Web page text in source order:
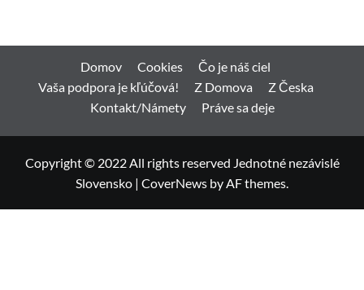
Domov Cookies
Čo je náš ciel
Vaša podpora je kľúčová!
Z Domova
Z Česka
Kontakt/Námety
Práve sa deje
Copyright © 2022 All rights reserved Jednotné nezávislé
Slovensko | CoverNews by AF themes.